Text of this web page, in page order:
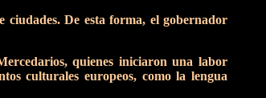
De esta forma, el gobernador
quienes iniciaron una labor
culturales europeos, como la lengua